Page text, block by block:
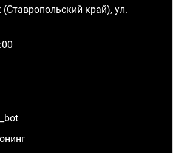
край), ул.